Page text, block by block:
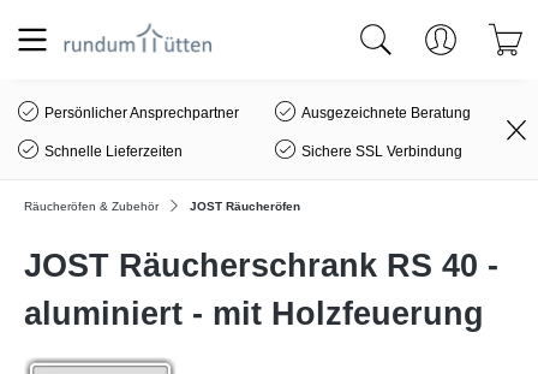
springen
Persönlicher Ansprechpartner Ausgezeichnete Beratung
Schnelle Lieferzeiten Sichere SSL Verbindung
Räucheröfen & Zubehör JOST Räucheröfen
JOST Räucherschrank RS 40 -
aluminiert - mit Holzfeuerung